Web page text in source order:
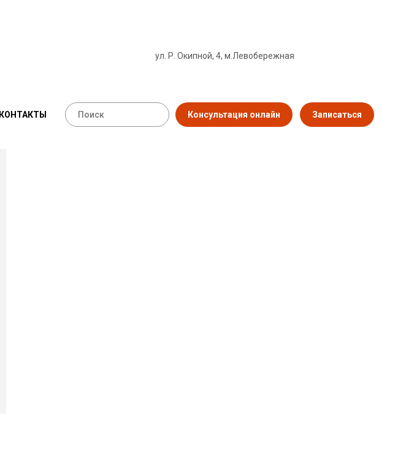
ул. Р. Окипной, 4, м.Левобережная
КОНТАКТЫ Консультация онлайн Записаться